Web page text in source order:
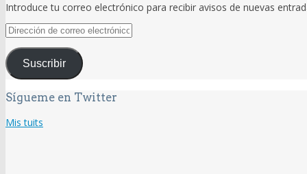
Introduce tu correo electrónico para recibir avisos de nuevas
Dirección
de
correo
electrónico
Suscribir
Sígueme en Twitter
Mis tuits